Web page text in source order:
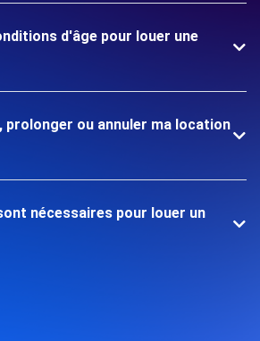
d'âge pour louer une
prolonger ou annuler ma location
nécessaires pour louer un